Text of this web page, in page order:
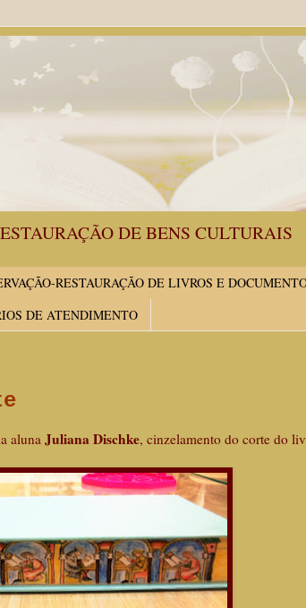
DE BENS CULTURAIS
RESTAURAÇÃO DE LIVROS E
DE ATENDIMENTO
aluna Juliana Dischke, cinzelamento do corte do